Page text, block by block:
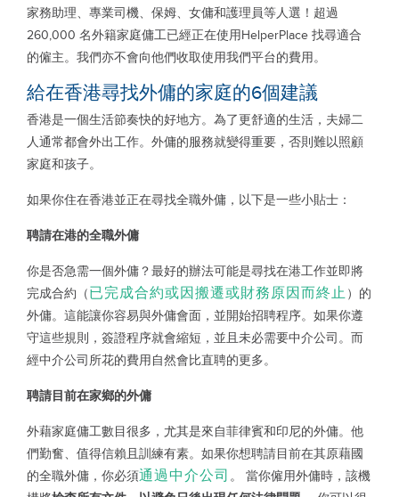
家務助理、專業司機、保姆、女傭和護理員等人選！超過
260,000 名外籍家庭傭工已經正在使用HelperPlace 找尋適合
的僱主。我們亦不會向他們收取使用我們平台的費用。
給在香港尋找外傭的家庭的6個建議
香港是一個生活節奏快的好地方。為了更舒適的生活，夫婦二
人通常都會外出工作。外傭的服務就變得重要，否則難以照顧
家庭和孩子。
如果你住在香港並正在尋找全職外傭，以下是一些小貼士：
聘請在港的全職外傭
你是否急需一個外傭？最好的辦法可能是尋找在港工作並即將
完成合約（已完成合約或因搬遷或財務原因而終止）的
外傭。這能讓你容易與外傭會面，並開始招聘程序。如果你遵
守這些規則，簽證程序就會縮短，並且未必需要中介公司。而
經中介公司所花的費用自然會比直聘的更多。
聘請目前在家鄉的外傭
外藉家庭傭工數目很多，尤其是來自菲律賓和印尼的外傭。他
們勤奮、值得信賴且訓練有素。如果你想聘請目前在其原藉國
的全職外傭，你必須通過中介公司 。 當你僱用外傭時，該機